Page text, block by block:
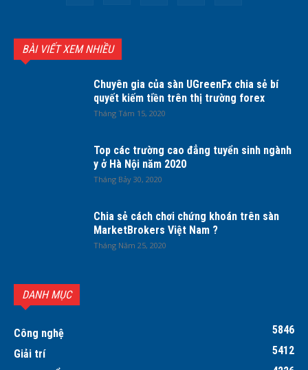
BÀI VIẾT XEM NHIỀU
Chuyên gia của sàn UGreenFx chia sẻ bí
quyết kiếm tiền trên thị trường forex
Tháng Tám 15, 2020
Top các trường cao đẳng tuyển sinh ngành
y ở Hà Nội năm 2020
Tháng Bảy 30, 2020
Chia sẻ cách chơi chứng khoán trên sàn
MarketBrokers Việt Nam ?
Tháng Năm 25, 2020
DANH MỤC
Công nghệ
5846
Giải trí
5412